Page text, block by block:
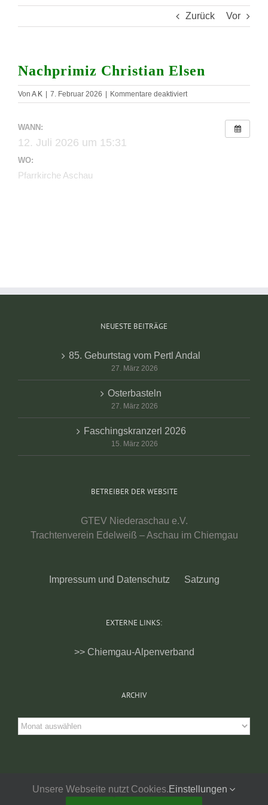
Zurück Vor
Nachprimiz Christian Elsen
Von A K 7. Februar 2026 Kommentare deaktiviertfür
Nachprimiz
WANN:
12. Juli 2026 um 15:31
WO:
Pfarrkirche Aschau
NEUESTE BEITRÄGE
85. Geburtstag vom Pertl Andal
27. März 2026
Osterbasteln
27. März 2026
Faschingskranzerl 2026
15. März 2026
BETREIBER DER WEBSITE
GTEV Niederaschau e.V.
Trachtenverein Edelweiß – Aschau im Chiemgau
Impressum und Datenschutz Satzung
EXTERNE LINKS:
>> Chiemgau-Alpenverband
ARCHIV
Archiv
Unsere Webseite nutzt Cookies.Einstellungen